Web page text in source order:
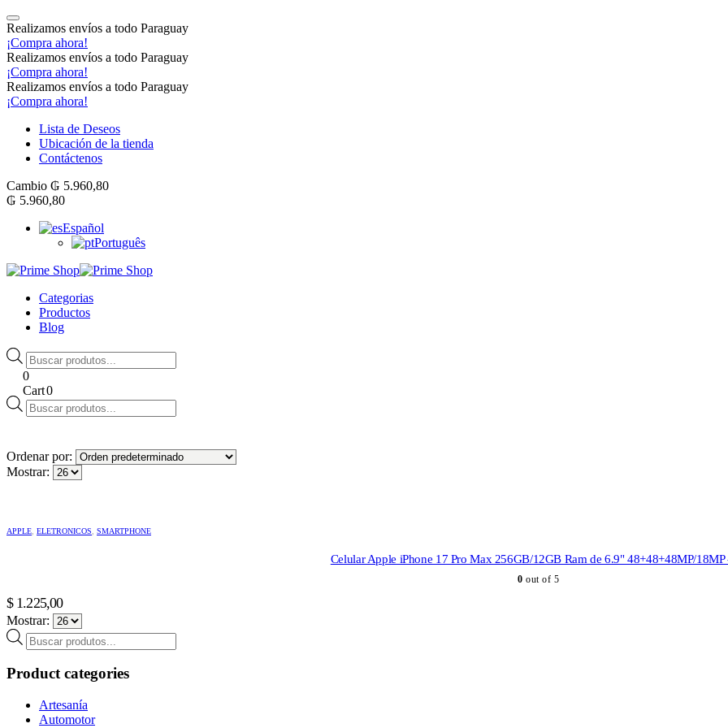
Realizamos envíos a todo Paraguay
¡Compra ahora!
Realizamos envíos a todo Paraguay
¡Compra ahora!
Realizamos envíos a todo Paraguay
¡Compra ahora!
Lista de Deseos
Ubicación de la tienda
Contáctenos
Cambio ₲ 5.960,80
₲ 5.960,80
Español
Português
Categorias
Productos
Blog
Products
search
0
Cart0
Products
search
Ordenar por:
Mostrar:
APPLE ELETRONICOS SMARTPHONE
Celular Apple iPhone 17 Pro Max 256GB/12GB Ram de 6.9" 48+48+48MP/18MP
0 out of 5
$1.225,00
Mostrar:
Products
search
Product categories
Artesanía
Automotor